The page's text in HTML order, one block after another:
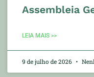
Assembleia
LEIA MAIS >>
9 de julho de 2026